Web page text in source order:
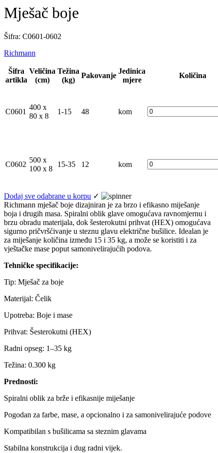
Mješač boje
Šifra: C0601-0602
Richmann
Šifra
artikla
Veličina
(cm)
Težina
(kg)
Pakovanje
Jedinica
mjere
Količina
C0601
400 x
80 x 8
1-15 48 kom
C0602
500 x
100 x 8
15-35 12 kom
Dodaj sve odabrane u korpu ✓
Richmann mješač boje dizajniran je za brzo i efikasno miješanje
boja i drugih masa. Spiralni oblik glave omogućava ravnomjernu i
brzu obradu materijala, dok šesterokutni prihvat (HEX) omogućava
sigurno pričvršćivanje u steznu glavu električne bušilice. Idealan je
za miješanje količina između 15 i 35 kg, a može se koristiti i za
vještačke mase poput samonivelirajućih podova.
Tehničke specifikacije:
Tip: Mješač za boje
Materijal: Čelik
Upotreba: Boje i mase
Prihvat: Šesterokutni (HEX)
Radni opseg: 1–35 kg
Težina: 0.300 kg
Prednosti:
Spiralni oblik za brže i efikasnije miješanje
Pogodan za farbe, mase, a opcionalno i za samonivelirajuće podove
Kompatibilan s bušilicama sa steznim glavama
Stabilna konstrukcija i dug radni vijek.